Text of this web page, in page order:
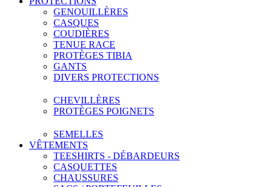
GENOUILLÈRES
CASQUES
COUDIÈRES
TENUE RACE
PROTÈGES TIBIA
GANTS
DIVERS PROTECTIONS
CHEVILLÈRES
PROTÈGES POIGNETS
SEMELLES
VÊTEMENTS
TEESHIRTS - DÉBARDEURS
CASQUETTES
CHAUSSURES